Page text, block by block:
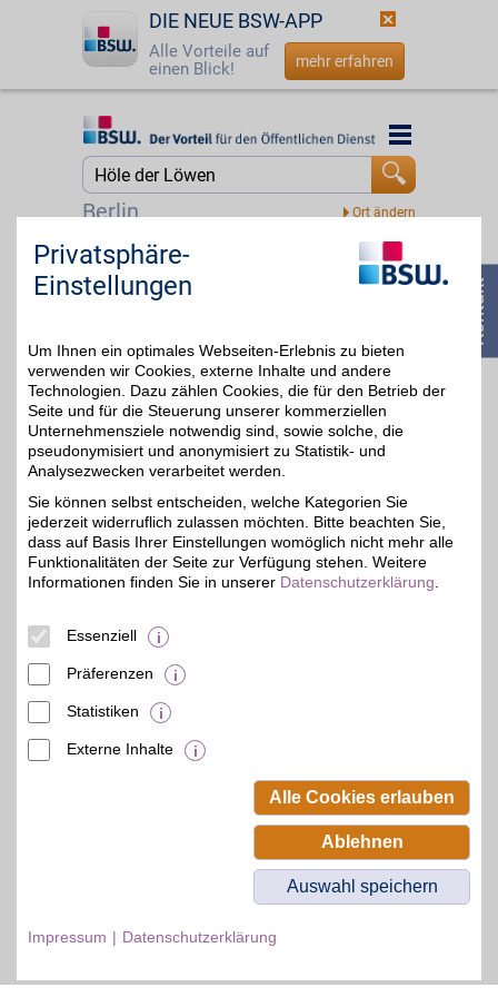
DIE NEUE BSW-APP
Alle Vorteile auf
einen Blick!
mehr erfahren
Startseite
☎ 0800 - 279 25 82
Berlin
Startseite
waterdrop®
nachhaltig, gesund und
für jeden einfach
umzusetzen ist. Das ist
die Welt, in der wir leben
wollen.
Zum Partnerprofil
© BSW Verbraucher-Service
Privatsphäre-
Einstellungen
Um Ihnen ein optimales Webseiten-Erlebnis zu bieten
verwenden wir Cookies, externe Inhalte und andere
Technologien. Dazu zählen Cookies, die für den Betrieb der
Seite und für die Steuerung unserer kommerziellen
Unternehmensziele notwendig sind, sowie solche, die
pseudonymisiert und anonymisiert zu Statistik- und
Analysezwecken verarbeitet werden.
Sie können selbst entscheiden, welche Kategorien Sie
jederzeit widerruflich zulassen möchten. Bitte beachten Sie,
dass auf Basis Ihrer Einstellungen womöglich nicht mehr alle
Funktionalitäten der Seite zur Verfügung stehen. Weitere
Informationen finden Sie in unserer Datenschutzerklärung
Essenziell
Präferenzen
Statistiken
Externe Inhalte
Alle Cookies erlauben
Ablehnen
Auswahl speichern
Impressum Datenschutzerklärung